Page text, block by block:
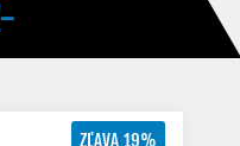
ZĽAVA 19%